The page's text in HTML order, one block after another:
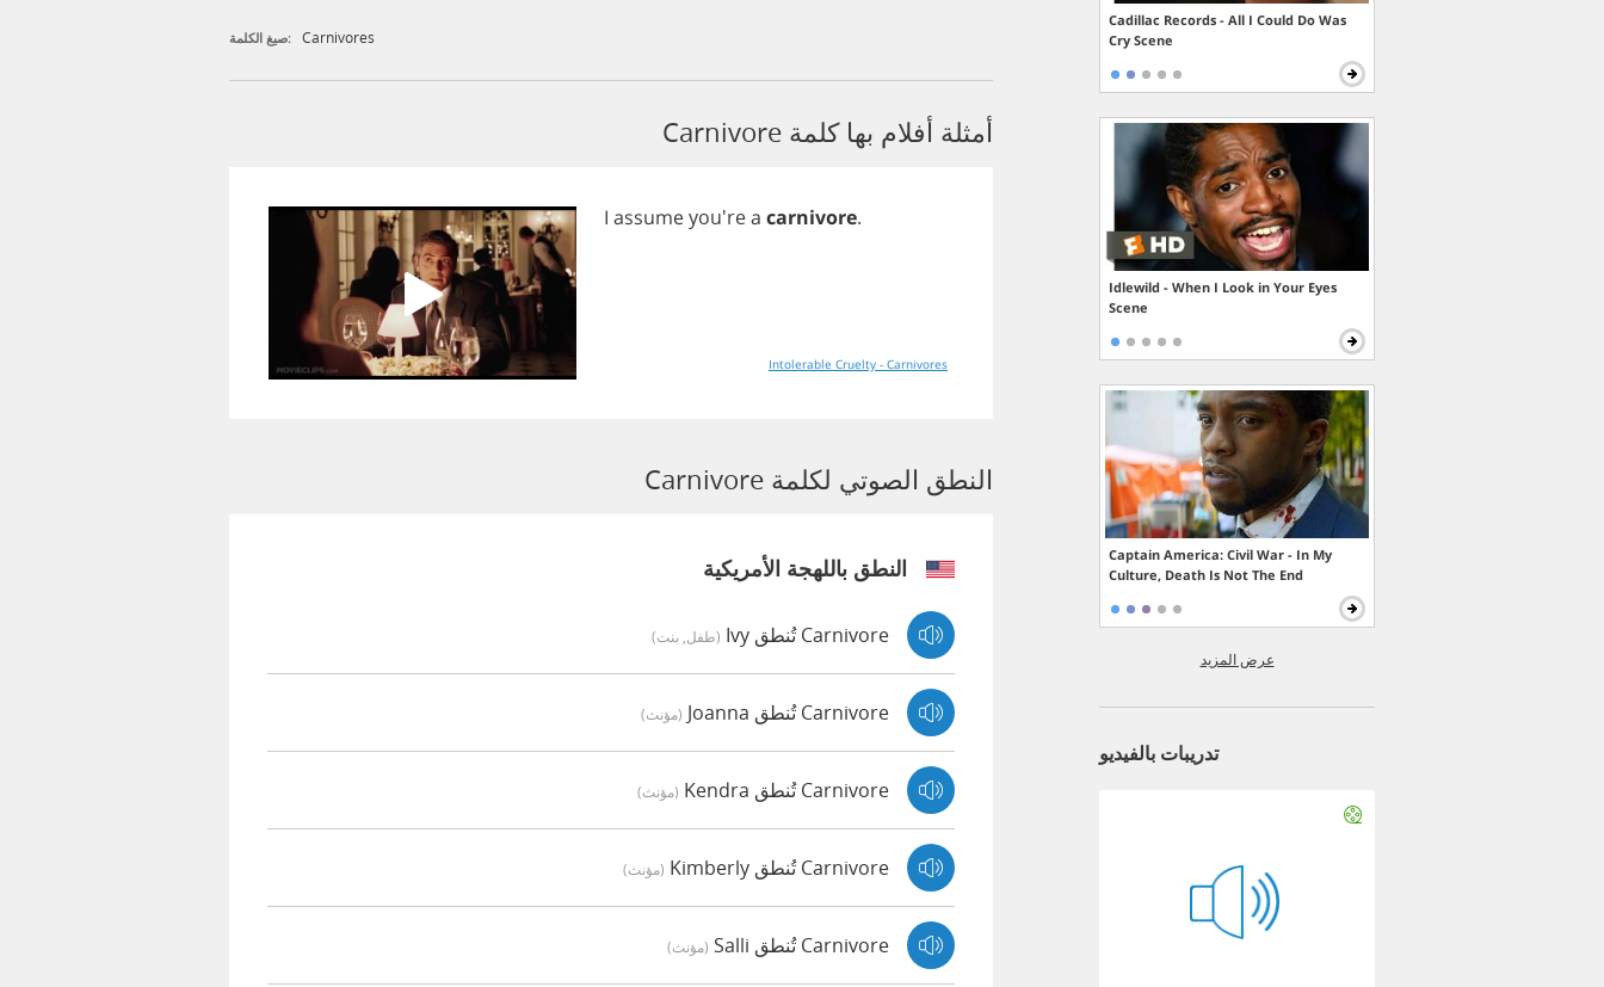
صيغ الكلمة: Carnivores
أمثلة أفلام بها كلمة Carnivore
I assumeyou'rea carnivore.
Intolerable Cruelty - Carnivores
النطق الصوتي لكلمة Carnivore
النطق باللهجة الأمريكية
Carnivore تُنطق Ivy (طفل, بنت)
Carnivore تُنطق Joanna (مؤنث)
Carnivore تُنطق Kendra (مؤنث)
Carnivore تُنطق Kimberly (مؤنث)
Carnivore تُنطق Salli (مؤنث)
Cadillac Records - All I Could Do Was
Cry Scene
Idlewild - When I Look in Your Eyes
Scene
Captain America: Civil War - In My
Culture, Death Is Not The End
عرض المزيد
تدريبات بالفيديو